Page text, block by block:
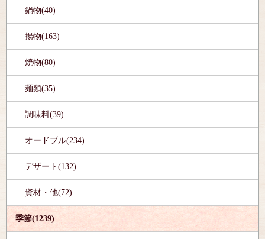
鍋物(40)
揚物(163)
焼物(80)
麺類(35)
調味料(39)
オードブル(234)
デザート(132)
資材・他(72)
季節(1239)